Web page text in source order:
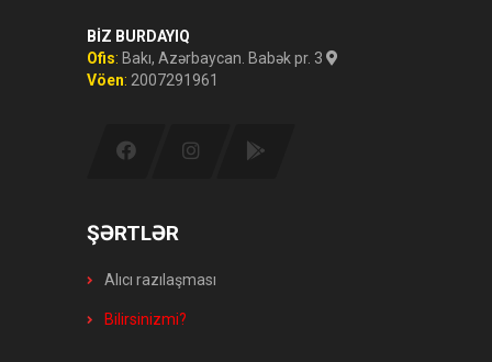
BİZ BURDAYIQ
Ofis: Bakı, Azərbaycan. Babək pr. 3
Vöen: 2007291961
ŞƏRTLƏR
Alıcı razılaşması
Bilirsinizmi?